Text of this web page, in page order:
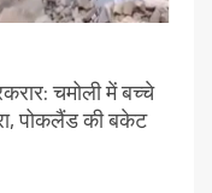
चमोली में बच्चे
पोकलैंड की बकेट